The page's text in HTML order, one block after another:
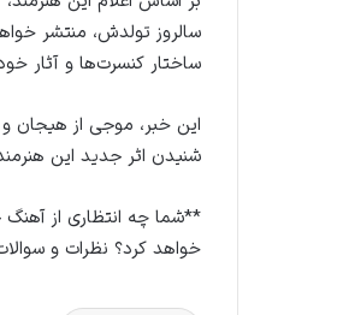
سالروز تولدش، منتشر
ساختار کنسرت‌ها و آثار
این خبر، موجی از هیجان و
شنیدن اثر جدید این
**شما چه انتظاری از آهنگ
خواهد کرد؟ نظرات و